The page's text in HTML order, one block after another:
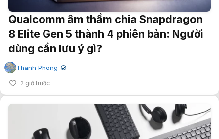
Qualcomm âm thầm chia Snapdragon
8 Elite Gen 5 thành 4 phiên bản: Người
dùng cần lưu ý gì?
Thanh Phong ✔
2 giờ trước